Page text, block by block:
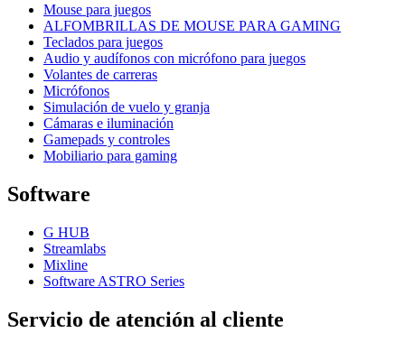
Mouse para juegos
ALFOMBRILLAS DE MOUSE PARA GAMING
Teclados para juegos
Audio y audífonos con micrófono para juegos
Volantes de carreras
Micrófonos
Simulación de vuelo y granja
Cámaras e iluminación
Gamepads y controles
Mobiliario para gaming
Software
G HUB
Streamlabs
Mixline
Software ASTRO Series
Servicio de atención al cliente